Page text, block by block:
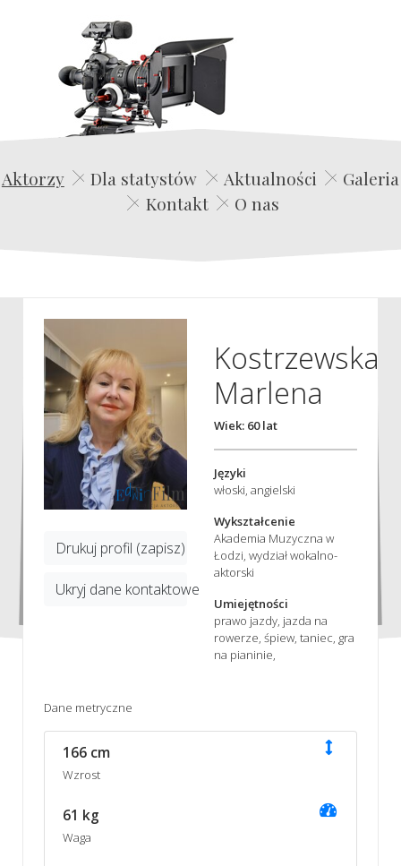
Edwin Film Agencja Aktorska
Aktorzy Dla statystów Aktualności
Galeria
Kontakt
O nas
Drukuj profil (zapisz)
Ukryj dane kontaktowe
Kostrzewska
Marlena
Wiek: 60 lat
Języki
włoski, angielski
Wykształcenie
Akademia Muzyczna w
Łodzi, wydział wokalno-
aktorski
Umiejętności
prawo jazdy, jazda na
rowerze, śpiew, taniec, gra
na pianinie,
Dane metryczne
166 cm
Wzrost
61 kg
Waga